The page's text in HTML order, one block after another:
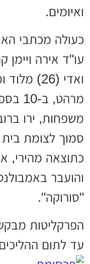
ואיומים.
כעולה מכתבי
עו"ד אירה ויימן
סמוך לצומת בית
כתוצאה מהירי,
והועבר
"סורוקה".
הפרקליטות
עד לתום